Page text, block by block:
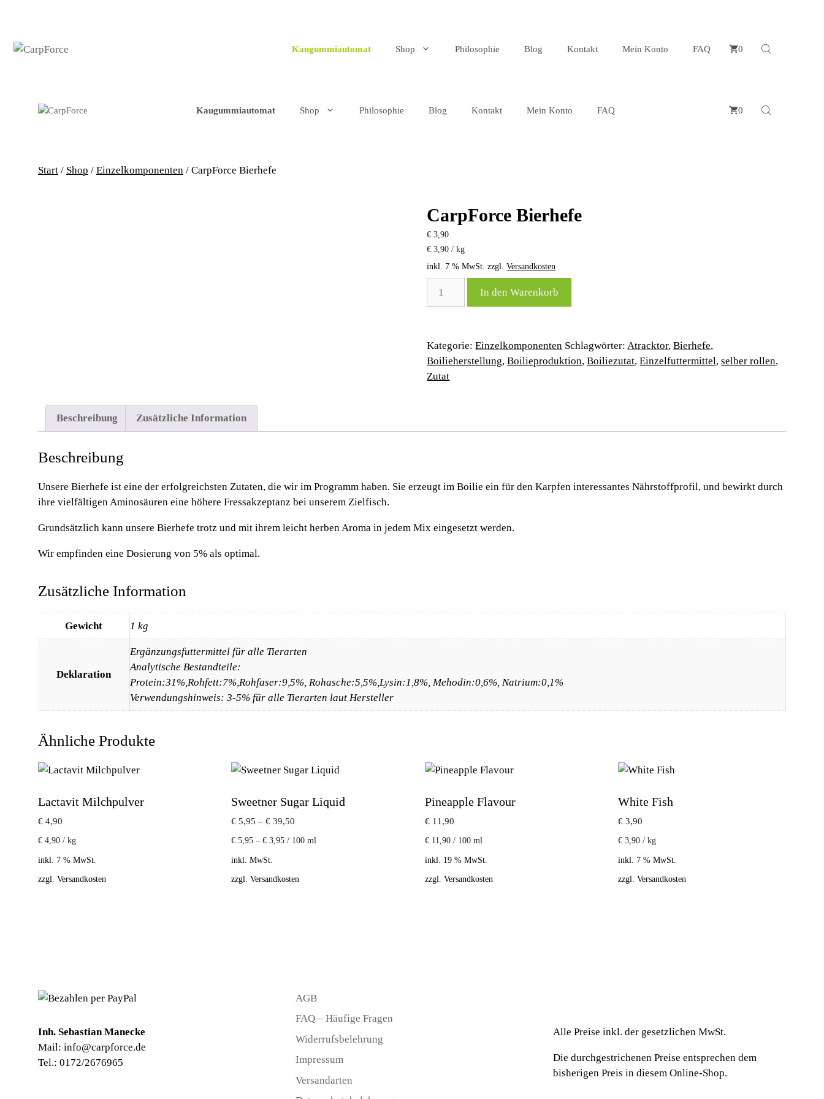
Kaugummiautomat Shop Philosophie Blog Kontakt Mein Konto FAQ 0
Kaugummiautomat Shop Philosophie Blog Kontakt Mein Konto FAQ 0
Start / Shop / Einzelkomponenten / CarpForce Bierhefe
CarpForce Bierhefe
€ 3,90
€ 3,90 /kg
inkl. 7 % MwSt. zzgl.Versandkosten
In den Warenkorb
Kategorie:Einzelkomponenten Schlagwörter: Atracktor,Bierhefe,
Boilieherstellung,Boilieproduktion,Boiliezutat,Einzelfuttermittel,selber rollen,
Zutat
Beschreibung Zusätzliche Information
Beschreibung
Unsere Bierhefe ist eine der erfolgreichsten Zutaten, die wir im Programm haben. Sie erzeugt im Boilie ein für den Karpfen interessantes Nährstoffprofil, und bewirkt durch
ihre vielfältigen Aminosäuren eine höhere Fressakzeptanz bei unserem Zielfisch.
Grundsätzlich kann unsere Bierhefe trotz und mit ihrem leicht herben Aroma in jedem Mix eingesetzt werden.
Wir empfinden eine Dosierung von 5% als optimal.
Zusätzliche Information
Gewicht 1 kg
Deklaration
Ergänzungsfuttermittel für alle Tierarten
Analytische Bestandteile:
Protein:31%,Rohfett:7%,Rohfaser:9,5%, Rohasche:5,5%,Lysin:1,8%, Mehodin:0,6%, Natrium:0,1%
Verwendungshinweis: 3-5% für alle Tierarten laut Hersteller
Ähnliche Produkte
Lactavit Milchpulver
€ 4,90
€ 4,90 / kg
inkl. 7 % MwSt.
zzgl. Versandkosten
Sweetner Sugar Liquid
€ 5,95 –€ 39,50
€ 5,95 –€ 3,95 / 100 ml
inkl. MwSt.
zzgl.Versandkosten
Pineapple Flavour
€11,90
€11,90/ 100 ml
inkl. 19 % MwSt.
zzgl. Versandkosten
White Fish
€ 3,90
€ 3,90 /kg
inkl. 7 % MwSt.
zzgl.Versandkosten
Inh. Sebastian Manecke
Mail: info@carpforce.de
Tel.: 0172/2676965
AGB
FAQ – Häufige Fragen
Widerrufsbelehrung
Impressum
Versandarten
Alle Preise inkl. der gesetzlichen MwSt.
Die durchgestrichenen Preise entsprechen dem
bisherigen Preis in diesem Online-Shop.